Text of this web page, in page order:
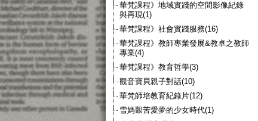
華梵課程》地域實踐的空間影像紀錄
與再現(1)
華梵課程》社會實踐服務(16)
華梵課程》教師專業發展&教卓之教師
專業(4)
華梵課程》教育哲學(3)
觀音寶貝親子對話(10)
華梵師培教育紀錄片(12)
雪媽艱苦愛夢的少女時代(1)